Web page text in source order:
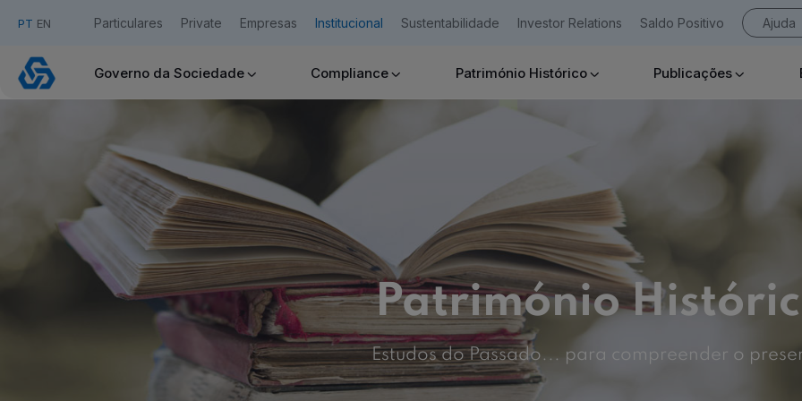
PT EN Particulares Private Empresas Institucional Sustentabilidade Investor Relations Saldo Positivo Ajuda
Acesso Caixadirecta
Ajuda Empresas
Quero ser cliente:
Aderir ao Caixadirecta Particulares
Aderir ao Caixadirecta Empresas
Links úteis:
Faça download da App Caixadirecta
Recomendações de Segurança
Assinatura Digital de Documentos
Registo fornecedor confirming
Estudos
do
passado
Governo da Sociedade Compliance Património Histórico Publicações
Património
Estudos do Passado... para compreender o